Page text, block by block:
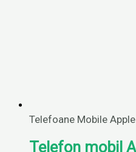
Telefoane Mobile Apple
Telefon mobil